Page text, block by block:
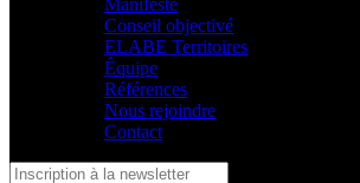
Manifeste
Conseil objectivé
ELABE Territoires
Équipe
Références
Nous rejoindre
Contact